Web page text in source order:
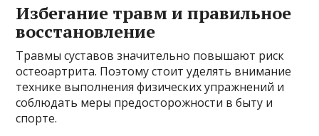
Избегание травм и правильное
восстановление
Травмы суставов значительно повышают риск
остеоартрита. Поэтому стоит уделять внимание
технике выполнения физических упражнений и
соблюдать меры предосторожности в быту и
спорте.